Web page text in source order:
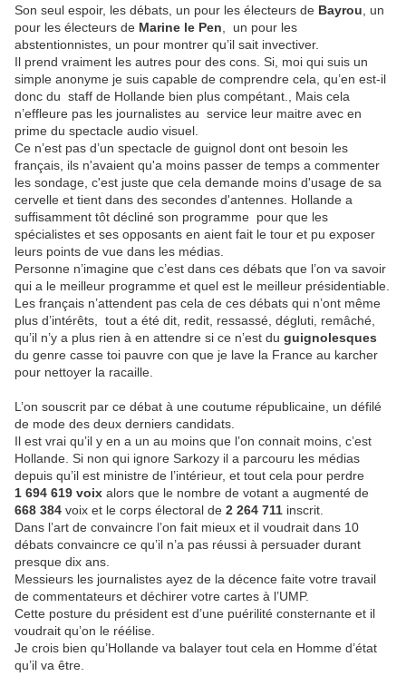
Son seul espoir, les débats, un pour les électeurs de Bayrou , un
pour les électeurs de Marine le Pen
un pour les
abstentionnistes, un pour montrer qu’il sait invectiver.
Il prend vraiment les autres pour des cons. Si, moi qui suis un
simple anonyme je suis capable de comprendre cela, qu’en est-il
donc du staff de Hollande bien plus compétant., Mais cela
n’effleure pas les journalistes au service leur maitre avec en
prime du spectacle audio visuel.
Ce n’est pas d’un spectacle de guignol dont ont besoin les
français, ils n'avaient qu'a moins passer de temps a commenter
les sondage, c'est juste que cela demande moins d'usage de sa
cervelle et tient dans des secondes d'antennes. Hollande a
suffisamment tôt décliné son programme pour que les
spécialistes et ses opposants en aient fait le tour et pu exposer
leurs points de vue dans les médias.
Personne n’imagine que c’est dans ces débats que l’on va savoir
qui a le meilleur programme et quel est le meilleur présidentiable.
Les français n’attendent pas cela de ces débats qui n’ont même
plus d’intérêts,
tout a été dit, redit, ressassé, dégluti, remâché,
qu’il n’y a plus rien à en attendre si ce n’est du guignolesques
du genre casse toi pauvre con que je lave la France au karcher
pour nettoyer la racaille.
L’on souscrit par ce débat à une coutume républicaine, un défilé
de mode des deux derniers candidats.
Il est vrai qu’il y en a un au moins que l’on connait moins, c’est
Hollande. Si non qui ignore Sarkozy il a parcouru les médias
depuis qu’il est ministre de l’intérieur, et tout cela pour perdre
1 694 619 voix alors que le nombre de votant a augmenté de
668 384 voix et le corps électoral de 2 264 711 inscrit.
Dans l’art de convaincre l’on fait mieux et il voudrait dans 10
débats convaincre ce qu’il n’a pas réussi à persuader durant
presque dix ans.
Messieurs les journalistes ayez de la décence faite votre travail
de commentateurs et déchirer votre cartes à l’UMP.
Cette posture du président est d’une puérilité consternante et il
voudrait qu’on le réélise.
Je crois bien qu’Hollande va balayer tout cela en Homme d’état
qu’il va être.